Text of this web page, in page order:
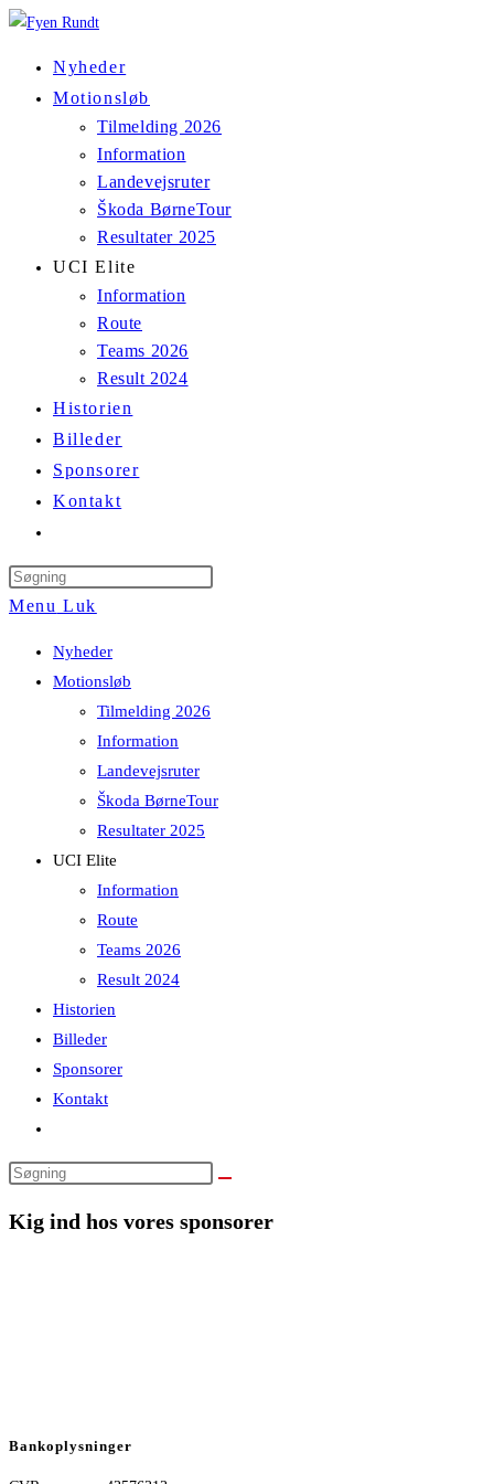
Skip
Nyheder
Motionsløb
Tilmelding 2026
Information
Landevejsruter
Škoda BørneTour
Resultater 2025
UCI Elite
Information
Route
Teams 2026
Result 2024
Historien
Billeder
Sponsorer
Kontakt
website
search
Menu Luk
Nyheder
Motionsløb
Tilmelding 2026
Information
Landevejsruter
Škoda BørneTour
Resultater 2025
UCI Elite
Information
Route
Teams 2026
Result 2024
Historien
Billeder
Sponsorer
Kontakt
search
Search
website
Kig ind hos vores sponsorer
Bankoplysninger